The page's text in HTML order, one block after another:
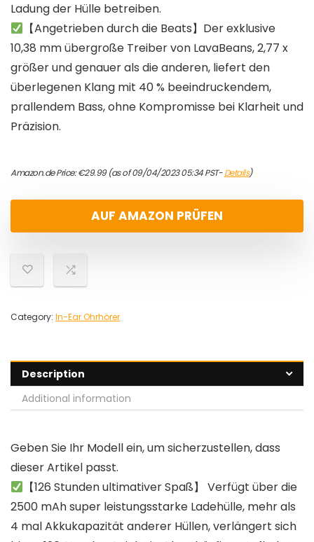
Ladung der Hülle betreiben.
【Angetrieben durch die Beats】Der exklusive
10,38 mm übergroße Treiber von LavaBeans, 2,77 x
größer und genauer als die anderen, liefert den
überlegenen Klang mit 40 % beeindruckendem,
prallendem Bass, ohne Kompromisse bei Klarheit und
Präzision.
Amazon.de Price:€29.99(as of 09/04/2023 05:34 PST-Details)
AUF AMAZON PRÜFEN
Category: In-Ear Ohrhörer
Description
Additional information
Geben Sie Ihr Modell ein, um sicherzustellen, dass
dieser Artikel passt.
【126 Stunden ultimativer Spaß】 Verfügt über die
2500 mAh super leistungsstarke Ladehülle, mehr als
4 mal Akkukapazität anderer Hüllen, verlängert sich